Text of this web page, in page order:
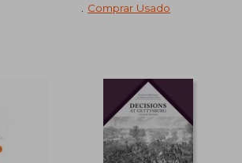
45%
Comprar Usado